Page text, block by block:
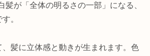
髪が「全体の明るさの一部」になる、
。
髪に立体感と動きが生まれます。色